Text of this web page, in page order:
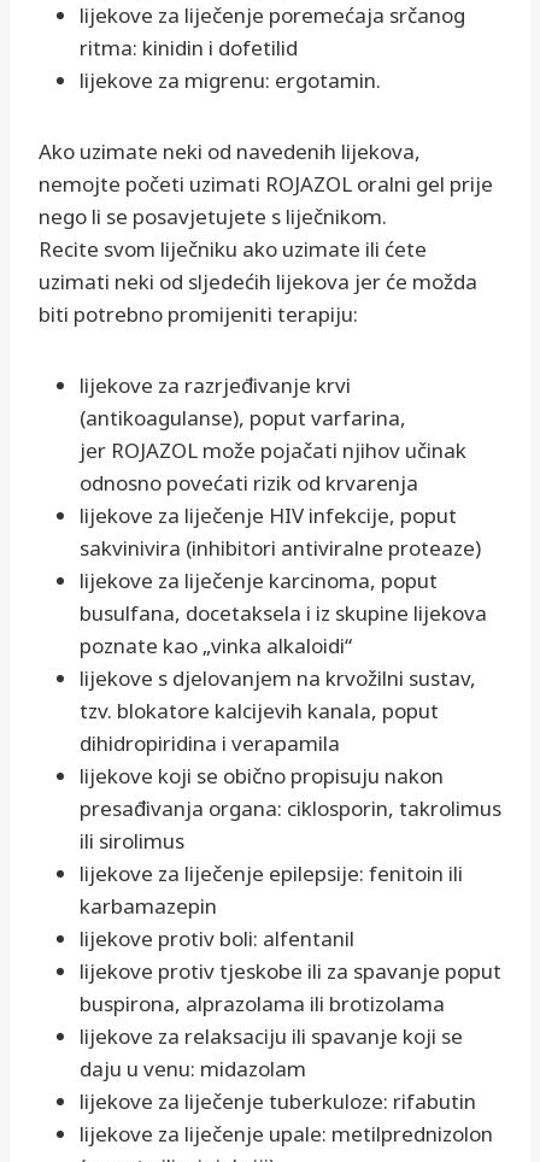
lijekove za liječenje poremećaja srčanog
ritma: kinidin i dofetilid
lijekove za migrenu: ergotamin.
Ako uzimate neki od navedenih lijekova,
nemojte početi uzimati ROJAZOL oralni gel prije
nego li se posavjetujete s liječnikom.
Recite svom liječniku ako uzimate ili ćete
uzimati neki od sljedećih lijekova jer će možda
biti potrebno promijeniti terapiju:
lijekove za razrjeđivanje krvi
(antikoagulanse), poput varfarina,
jer ROJAZOL može pojačati njihov učinak
odnosno povećati rizik od krvarenja
lijekove za liječenje HIV infekcije, poput
sakvinivira (inhibitori antiviralne proteaze)
lijekove za liječenje karcinoma, poput
busulfana, docetaksela i iz skupine lijekova
poznate kao „vinka alkaloidi“
lijekove s djelovanjem na krvožilni sustav,
tzv. blokatore kalcijevih kanala, poput
dihidropiridina i verapamila
lijekove koji se obično propisuju nakon
presađivanja organa: ciklosporin, takrolimus
ili sirolimus
lijekove za liječenje epilepsije: fenitoin ili
karbamazepin
lijekove protiv boli: alfentanil
lijekove protiv tjeskobe ili za spavanje poput
buspirona, alprazolama ili brotizolama
lijekove za relaksaciju ili spavanje koji se
daju u venu: midazolam
lijekove za liječenje tuberkuloze: rifabutin
lijekove za liječenje upale: metilprednizolon